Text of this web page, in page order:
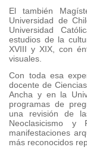
El también
Universidad de
Universidad
estudios de la
XVIII y XIX, con
visuales.
Con toda esa
docente de
Ancha y en la
programas de
una revisión de
Neoclasicismo y
manifestaciones
más reconocidos